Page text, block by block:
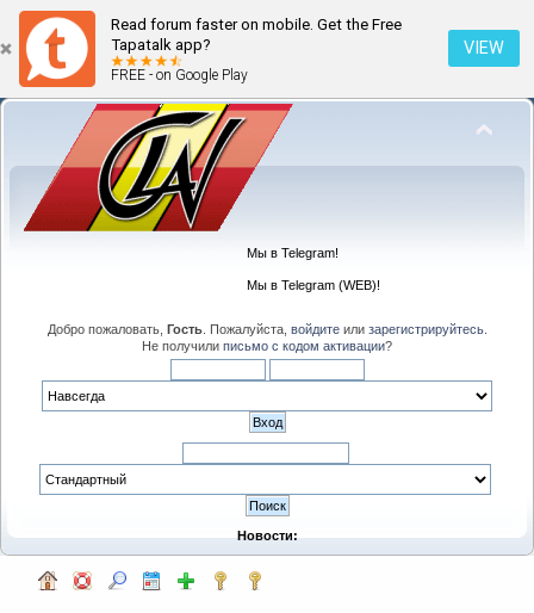
Read forum faster on mobile. Get the Free
Tapatalk app?
FREE - on Google Play
VIEW
Мы в Telegram!
Мы в Telegram (WEB)!
Добро пожаловать, Гость. Пожалуйста, войдитеили зарегистрируйтесь.
Не получили письмо с кодом активации?
Новости: